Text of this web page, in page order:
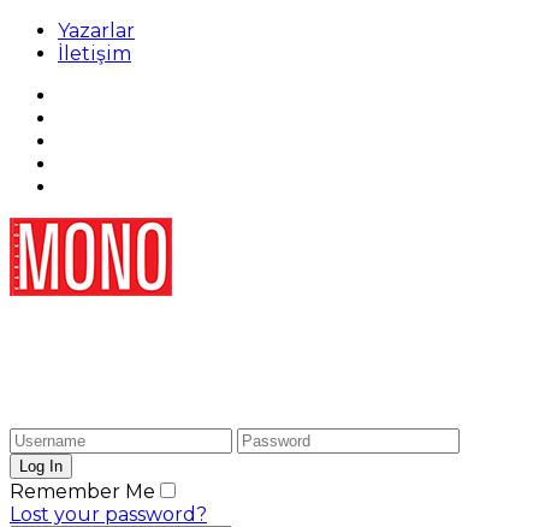
Yazarlar
İletişim
Remember Me
Lost your password?